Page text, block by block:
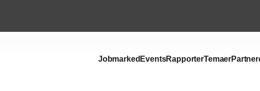
Jobmarked EventsRapporterTemaer